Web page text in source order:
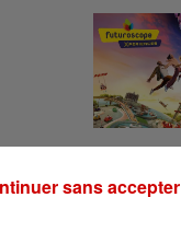
sans accepter